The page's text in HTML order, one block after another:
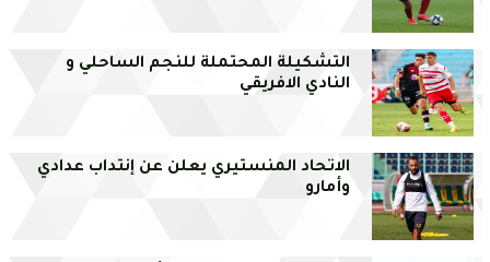
التشكيلة المحتملة للنجم الساحلي و
النادي الافريقي
الاتحاد المنستيري يعلن عن إنتداب عدادي
وأمارو